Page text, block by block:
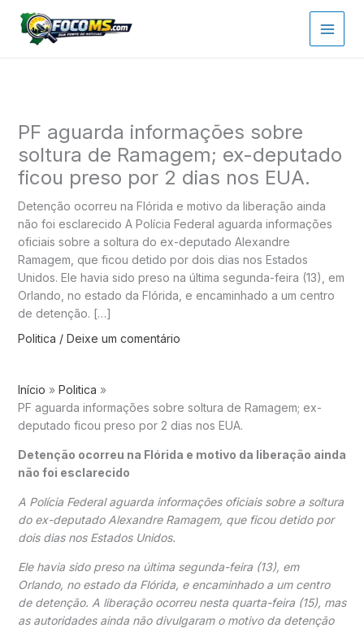
para
PF aguarda informações sobre
soltura de Ramagem; ex-deputado
ficou preso por 2 dias nos EUA.
Detenção ocorreu na Flórida e motivo da liberação ainda
não foi esclarecido A Polícia Federal aguarda informações
oficiais sobre a soltura do ex-deputado Alexandre
Ramagem, que ficou detido por dois dias nos Estados
Unidos. Ele havia sido preso na última segunda-feira (13), em
Orlando, no estado da Flórida, e encaminhado a um centro
de detenção. […]
Politica / Deixe um comentário
Início
Politica
PF aguarda informações sobre soltura de Ramagem; ex-
deputado ficou preso por 2 dias nos EUA.
Detenção ocorreu na Flórida e motivo da liberação ainda
não foi esclarecido
A Polícia Federalaguarda informações oficiais sobre a soltura
do ex-deputado Alexandre Ramagem, que ficou detido por
dois dias nos Estados Unidos.
Ele havia sido preso na última segunda-feira (13), em
Orlando, no estado da Flórida, e encaminhado a um centro
de detenção. A liberação ocorreu nesta quarta-feira (15), mas
as autoridades ainda não divulgaram o motivo da detenção